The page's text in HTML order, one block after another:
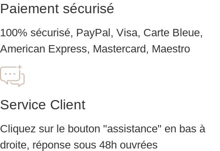
Paiement sécurisé
100% sécurisé, PayPal, Visa, Carte Bleue,
American Express, Mastercard, Maestro
Service Client
Cliquez sur le bouton "assistance" en bas à
droite, réponse sous 48h ouvrées